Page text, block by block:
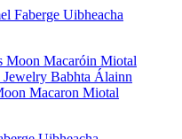
Faberge Uibheacha
Macaron Miotal